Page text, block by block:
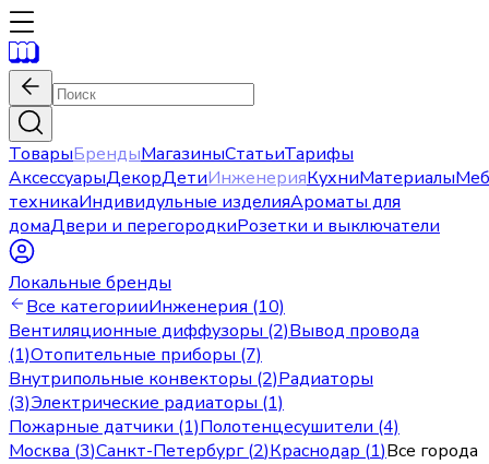
ТоварыБрендыМагазиныСтатьиТарифы
АксессуарыДекорДетиИнженерияКухниМатериалы
техникаИндивидульные изделияАроматы для
домаДвери и перегородкиРозетки и выключатели
Локальные бренды
Все категорииИнженерия (10)
Вентиляционные диффузоры (2)Вывод провода
(1)Отопительные приборы (7)
Внутрипольные конвекторы (2)Радиаторы
(3)Электрические радиаторы (1)
Пожарные датчики (1)Полотенцесушители (4)
Москва (3)Санкт-Петербург(2)Краснодар (1)Все города